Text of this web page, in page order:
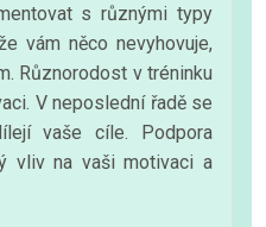
s různými typy
vám něco nevyhovuje,
Různorodost v tréninku
V neposlední řadě se
vaše cíle. Podpora
vliv na vaši motivaci a